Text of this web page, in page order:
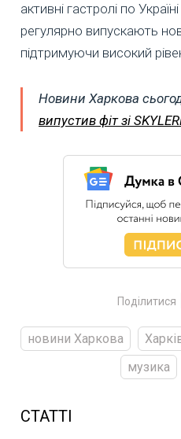
активні гастролі по
регулярно випускають
підтримуючи високий
Новини Харкова
випустив фіт зі
Поділитися
новини Харкова
музика
СТАТТІ